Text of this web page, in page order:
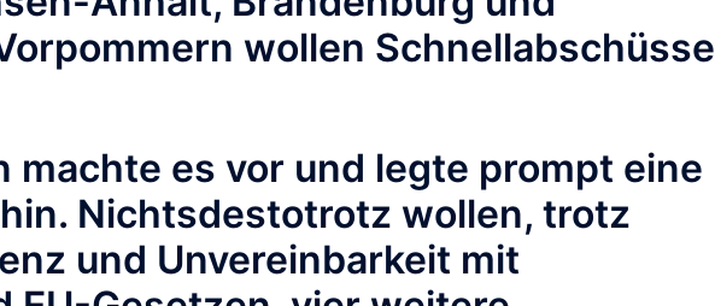
wollen Schnellabschüsse
machte es vor und legte prompt eine
Nichtsdestotrotz wollen, trotz
und Unvereinbarkeit mit